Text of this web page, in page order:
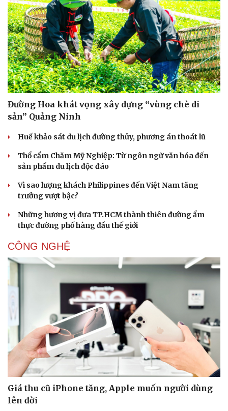
Đường Hoa khát vọng xây dựng “vùng chè di
sản” Quảng Ninh
Huế khảo sát du lịch đường thủy, phương án thoát lũ
Thổ cẩm Chăm Mỹ Nghiệp: Từ ngôn ngữ văn hóa đến
sản phẩm du lịch độc đáo
Vì sao lượng khách Philippines đến Việt Nam tăng
trưởng vượt bậc?
Những hương vị đưa TP.HCM thành thiên đường ẩm
thực đường phố hàng đầu thế giới
CÔNG NGHỆ
Giá thu cũ iPhone tăng, Apple muốn người dùng
lên đời